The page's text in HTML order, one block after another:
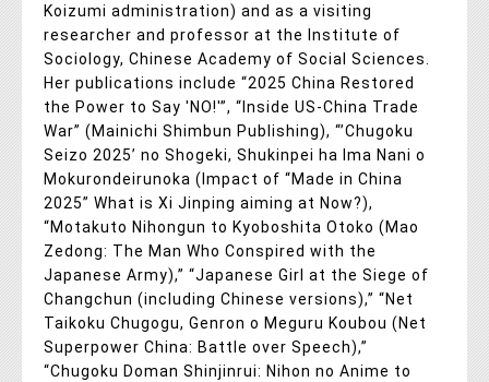
Koizumi administration) and as a visiting
researcher and professor at the Institute of
Sociology, Chinese Academy of Social Sciences.
Her publications include “2025 China Restored
the Power to Say 'NO!'”, “Inside US-China Trade
War” (Mainichi Shimbun Publishing), “’Chugoku
Seizo 2025’ no Shogeki, Shukinpei ha Ima Nani o
Mokurondeirunoka (Impact of “Made in China
2025” What is Xi Jinping aiming at Now?),
“Motakuto Nihongun to Kyoboshita Otoko (Mao
Zedong: The Man Who Conspired with the
Japanese Army),” “Japanese Girl at the Siege of
Changchun (including Chinese versions),” “Net
Taikoku Chugogu, Genron o Meguru Koubou (Net
Superpower China: Battle over Speech),”
“Chugoku Doman Shinjinrui: Nihon no Anime to